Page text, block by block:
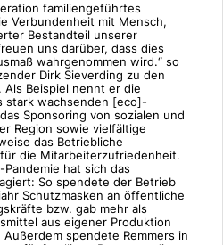
familiengeführtes
Verbundenheit mit Mensch,
Bestandteil unserer
uns darüber, dass dies
wahrgenommen wird.“ so
Dirk Sieverding zu den
Beispiel nennt er die
stark wachsenden [eco]-
Sponsoring von sozialen und
Region sowie vielfältige
das Betriebliche
die Mitarbeiterzufriedenheit.
hat sich das
So spendete der Betrieb
Schutzmasken an öffentliche
bzw. gab mehr als
aus eigener Produktion
spendete Remmers in